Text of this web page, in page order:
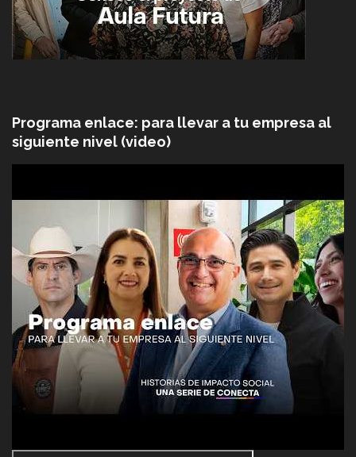
Programa enlace: para llevar a tu empresa al
siguiente nivel (video)